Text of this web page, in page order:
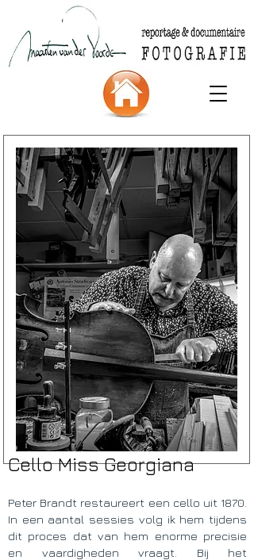
Cello Miss Georgiana
Peter Brandt restaureert een cello uit 1870.
In een aantal sessies volg ik hem tijdens
dit proces dat van hem enorme precisie
en vaardigheden vraagt. Bij het